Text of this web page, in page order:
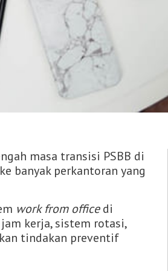
masa transisi PSBB di
banyak perkantoran yang
work from officedi
kerja, sistem rotasi,
tindakan preventif